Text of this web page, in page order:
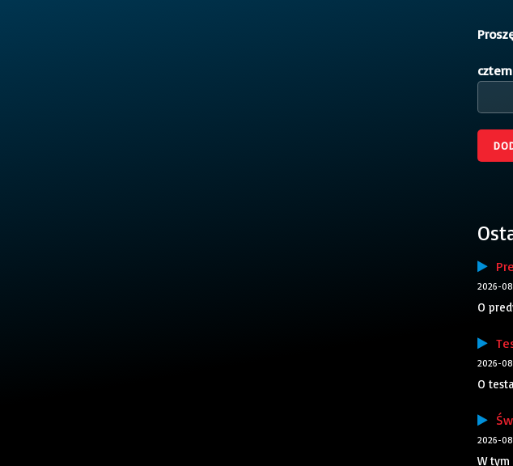
2026-
O
2026-
O
2026-
W